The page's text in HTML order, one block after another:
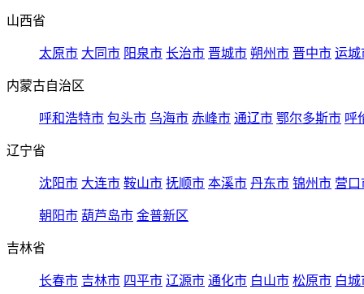
山西省
太原市 大同市 阳泉市 长治市 晋城市 朔州市 晋中市 运城
内蒙古自治区
呼和浩特市 包头市 乌海市 赤峰市 通辽市 鄂尔多斯市 呼
辽宁省
沈阳市 大连市 鞍山市 抚顺市 本溪市 丹东市 锦州市 营口
朝阳市 葫芦岛市 金普新区
吉林省
长春市 吉林市 四平市 辽源市 通化市 白山市 松原市 白城